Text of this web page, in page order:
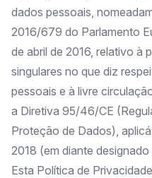
dados pessoais,
2016/679 do Parlamento
de abril de 2016, relativo à
singulares no que diz
pessoais e à livre
a Diretiva 95/46/CE
Proteção de Dados),
2018 (em diante designado
Esta Política de